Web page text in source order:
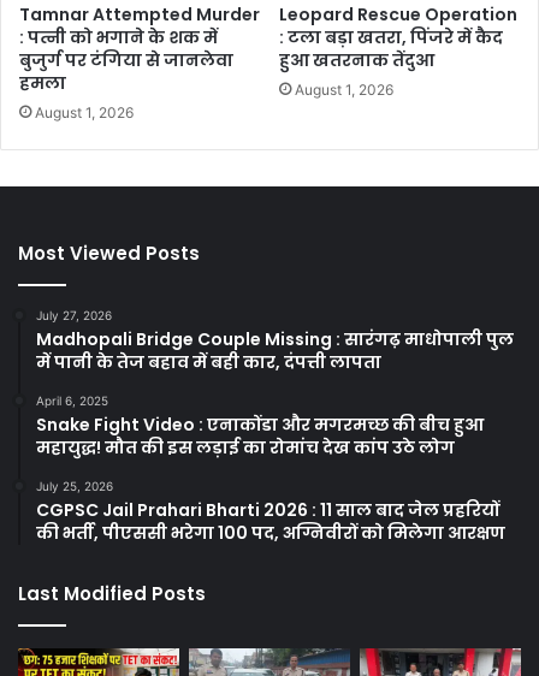
Tamnar Attempted Murder
: पत्नी को भगाने के शक में
बुजुर्ग पर टंगिया से जानलेवा
हमला
August 1, 2026
Leopard Rescue Operation
: टला बड़ा खतरा, पिंजरे में कैद
हुआ खतरनाक तेंदुआ
August 1, 2026
Most Viewed Posts
July 27, 2026
Madhopali Bridge Couple Missing : सारंगढ़ माधोपाली पुल
में पानी के तेज बहाव में बही कार, दंपत्ती लापता
April 6, 2025
Snake Fight Video : एनाकोंडा और मगरमच्छ की बीच हुआ
महायुद्ध! मौत की इस लड़ाई का रोमांच देख कांप उठे लोग
July 25, 2026
CGPSC Jail Prahari Bharti 2026 : 11 साल बाद जेल प्रहरियों
की भर्ती, पीएससी भरेगा 100 पद, अग्निवीरों को मिलेगा आरक्षण
Last Modified Posts